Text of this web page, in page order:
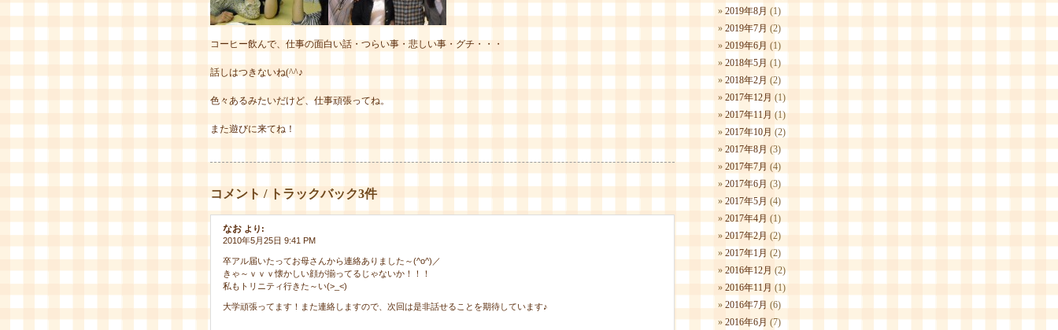
コーヒー飲んで、仕事の面白い話・つらい事・悲しい事・グチ・・・
話しはつきないね(^^♪
色々あるみたいだけど、仕事頑張ってね。
また遊びに来てね！
コメント / トラックバック3件
なお より:
2010年5月25日 9:41 PM
卒アル届いたってお母さんから連絡ありました～(^o^)／
きゃ～ｖｖｖ懐かしい顔が揃ってるじゃないか！！！
私もトリニティ行きた～い(>_<)
大学頑張ってます！また連絡しますので、次回は是非話せることを期待しています♪
2019年8月 (1)
2019年7月 (2)
2019年6月 (1)
2018年5月 (1)
2018年2月 (2)
2017年12月 (1)
2017年11月 (1)
2017年10月 (2)
2017年8月 (3)
2017年7月 (4)
2017年6月 (3)
2017年5月 (4)
2017年4月 (1)
2017年2月 (2)
2017年1月 (2)
2016年12月 (2)
2016年11月 (1)
2016年7月 (6)
2016年6月 (7)